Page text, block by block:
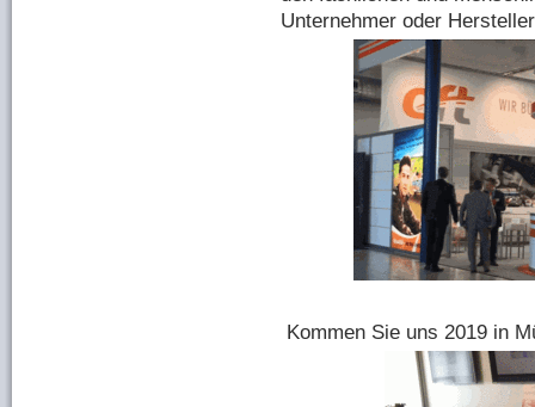
Unternehmer oder
Kommen Sie uns 2019 in